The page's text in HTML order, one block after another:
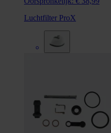
Luchtfilter ProX